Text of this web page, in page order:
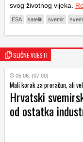
svog životnog vijeka.
ESA sateliti svemir
SLIČNE VIJESTI
05.06. (07:00)
Mali korak za proračun, ali
Hrvatski
od ostatka